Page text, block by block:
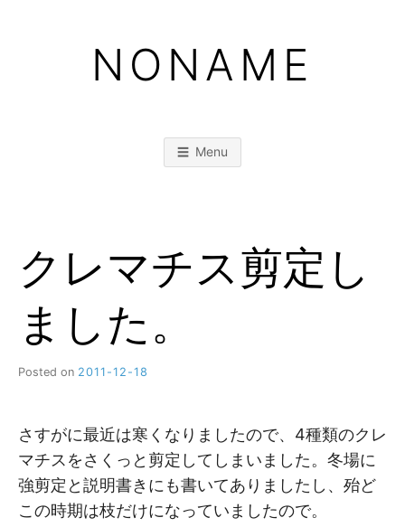
NONAME
Menu
クレマチス剪定し
ました。
Posted on 2011-12-18
M
さすがに最近は寒くなりましたので、4種類のクレ
マチスをさくっと剪定してしまいました。冬場に
強剪定と説明書きにも書いてありましたし、殆ど
この時期は枝だけになっていましたので。